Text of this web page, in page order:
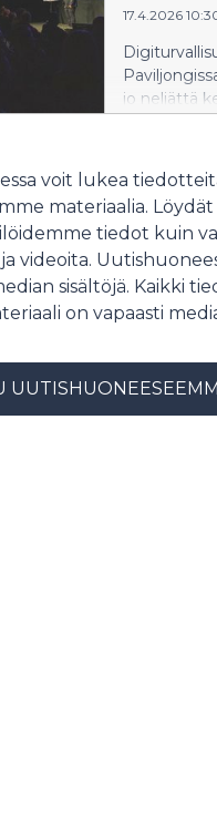
yhteen
toimijat,
yritykset
17.4.2026
jo neljättä
voit lukea
materiaalia. Löydät
tiedot kuin
videoita.
sisältöjä. Kaikki
on vapaasti